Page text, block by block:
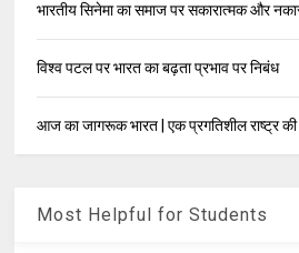
भारतीय सिनेमा का समाज पर सकारात्मक और
विश्व पटल पर भारत का बढ़ता प्रभाव पर निबंध
आज का जागरूक भारत | एक प्रगतिशील राष्ट्र की
Most Helpful for Students